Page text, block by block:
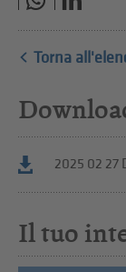
Torna
2025 02 27
Il tuo